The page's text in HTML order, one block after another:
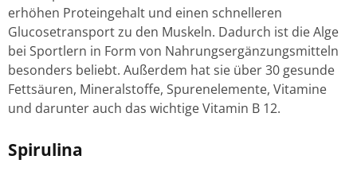
erhöhen Proteingehalt und einen schnelleren
Glucosetransport zu den Muskeln. Dadurch ist die Alge
bei Sportlern in Form von Nahrungsergänzungsmitteln
besonders beliebt. Außerdem hat sie über 30 gesunde
Fettsäuren, Mineralstoffe, Spurenelemente, Vitamine
und darunter auch das wichtige Vitamin B 12.
Spirulina